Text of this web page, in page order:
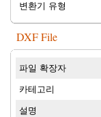
변환기 유형
DXF File
파일 확장자
카테고리
설명